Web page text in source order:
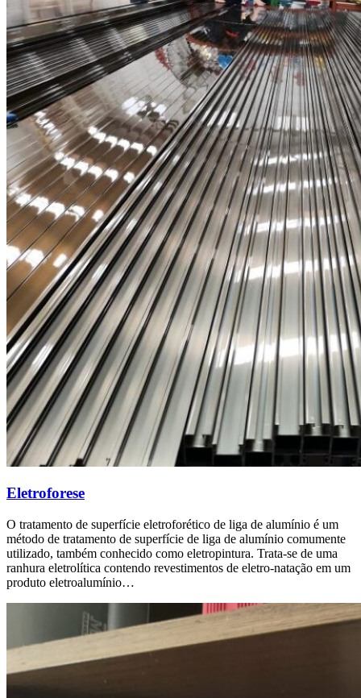
Eletroforese
O tratamento de superfície eletroforético de liga de alumínio é um
método de tratamento de superfície de liga de alumínio comumente
utilizado, também conhecido como eletropintura. Trata-se de uma
ranhura eletrolítica contendo revestimentos de eletro-natação em um
produto eletroalumínio…